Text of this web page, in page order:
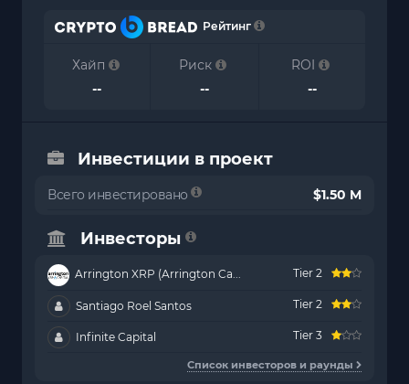
Рейтинг
Хайп
--
Риск
--
ROI
--
Инвестиции в проект
Всего инвестировано $1.50 M
Инвесторы
Arrington XRP (Arrington Ca... Tier 2
Santiago Roel Santos Tier 2
Infinite Capital Tier 3
Список инвесторов и раунды